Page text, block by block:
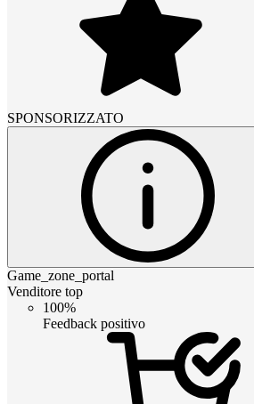
SPONSORIZZATO
Game_zone_portal
Venditore top
100%
Feedback positivo